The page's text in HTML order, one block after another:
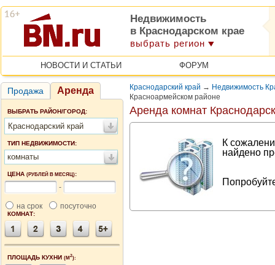
Недвижимость
в Краснодарском крае
выбрать регион
НОВОСТИ И СТАТЬИ ФОРУМ
Продажа Аренда
ВЫБРАТЬ РАЙОН/ГОРОД:
Краснодарский край
ТИП НЕДВИЖИМОСТИ:
комнаты
ЦЕНА (РУБЛЕЙ В МЕСЯЦ):
-
на срок посуточно
КОМНАТ:
ПЛОЩАДЬ КУХНИ (М2):
Краснодарский край → Недвижимость
Красноармейском районе
Аренда комнат
К
найдено